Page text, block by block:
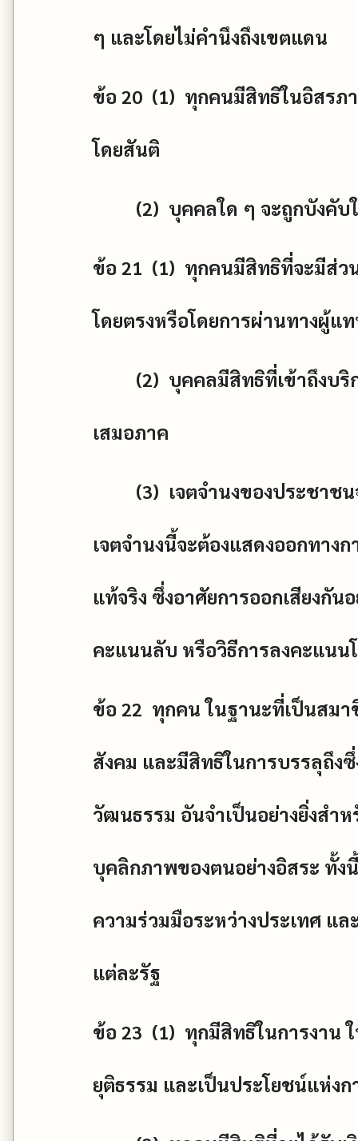
ๆ และโดยไม่คำนึงถึงเขตแดน
ข้อ 20 (1) ทุกคนมีสิทธิในอิสรภ
โดยสันติ
(2) บุคคลใด ๆ จะถูกบังคับ
ข้อ 21 (1) ทุกคนมีสิทธิที่จะมีส่ว
โดยตรงหรือโดยการผ่านทางผู้แ
(2) บุคคลมีสิทธิที่เข้าถึงบริ
เสมอภาค
(3) เจตจำนงของประชาช
เจตจำนงนี้จะต้องแสดงออกทาง
แท้จริง ซึ่งอาศัยการออกเสียงกัน
คะแนนลับ หรือวิธีการลงคะแนน
ข้อ 22 ทุกคน ในฐานะที่เป็นสม
สังคม และมีสิทธิในการบรรลุถึง
วัฒนธรรม อันจำเป็นอย่างยิ่งส
บุคลิกภาพของตนอย่างอิสระ ทั้ง
ความร่วมมือระหว่างประเทศ แ
แต่ละรัฐ
ข้อ 23 (1) ทุกมีสิทธิในการงาน
ยุติธรรม และเป็นประโยชน์แห่ง